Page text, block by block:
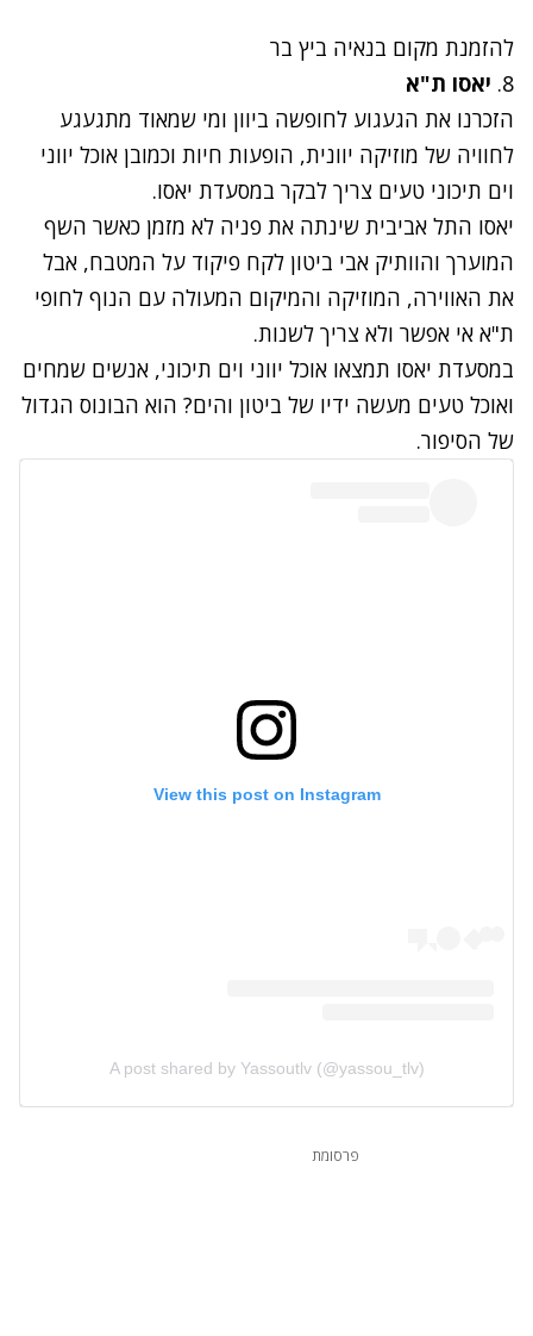
להזמנת מקום בנאיה ביץ בר
8. יאסו ת"א
הזכרנו את הגעגוע לחופשה ביוון ומי שמאוד מתגעגע
לחוויה של מוזיקה יוונית, הופעות חיות וכמובן אוכל יווני
וים תיכוני טעים צריך לבקר במסעדת יאסו.
יאסו התל אביבית שינתה את פניה לא מזמן כאשר השף
המוערך והוותיק אבי ביטון לקח פיקוד על המטבח, אבל
את האווירה, המוזיקה והמיקום המעולה עם הנוף לחופי
ת"א אי אפשר ולא צריך לשנות.
במסעדת יאסו תמצאו אוכל יווני וים תיכוני, אנשים שמחים
ואוכל טעים מעשה ידיו של ביטון והים? הוא הבונוס הגדול
של הסיפור.
View this post on Instagram
A post shared by Yassoutlv (@yassou_tlv)
פרסומת